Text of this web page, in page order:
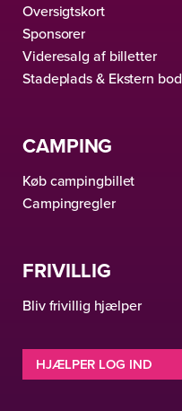
Oversigtskort
Sponsorer
Videresalg af billetter
Stadeplads & Ekstern bod
CAMPING
Køb campingbillet
Campingregler
FRIVILLIG
Bliv frivillig hjælper
HJÆLPER LOG IND